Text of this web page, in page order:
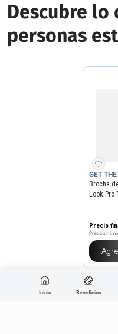
Inicio Beneficios
Descubre lo
personas
GET
Brocha
Look Pro
Precio
Precio sin